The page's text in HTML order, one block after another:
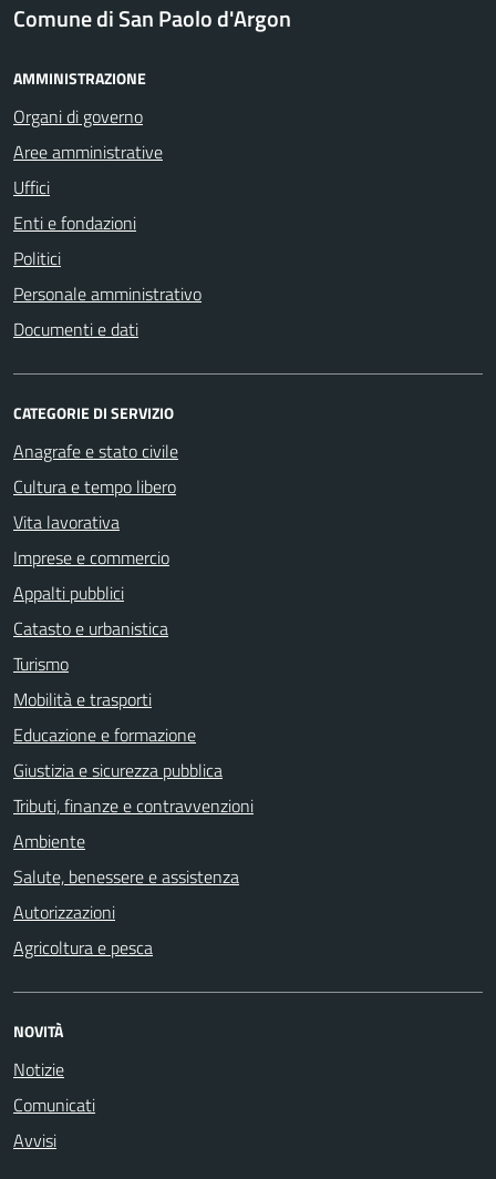
Comune di San Paolo d'Argon
AMMINISTRAZIONE
Organi di governo
Aree amministrative
Uffici
Enti e fondazioni
Politici
Personale amministrativo
Documenti e dati
CATEGORIE DI SERVIZIO
Anagrafe e stato civile
Cultura e tempo libero
Vita lavorativa
Imprese e commercio
Appalti pubblici
Catasto e urbanistica
Turismo
Mobilità e trasporti
Educazione e formazione
Giustizia e sicurezza pubblica
Tributi, finanze e contravvenzioni
Ambiente
Salute, benessere e assistenza
Autorizzazioni
Agricoltura e pesca
NOVITÀ
Notizie
Comunicati
Avvisi